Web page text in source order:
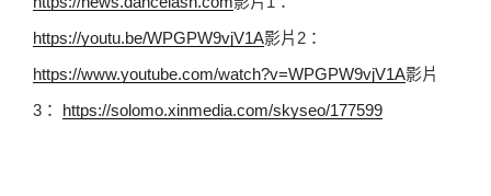
https://youtu.be/WPGPW9vjV1A
https://www.youtube.com/watch?v=WPGPW9vjV1A影片
3： https://solomo.xinmedia.com/skyseo/177599